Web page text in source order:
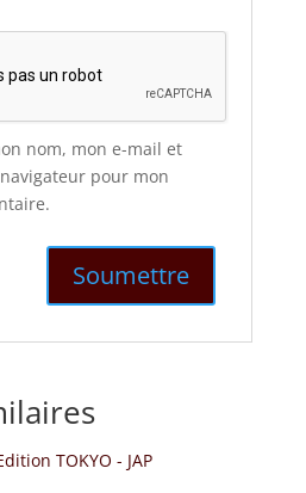
nom, mon e-mail et
pour mon